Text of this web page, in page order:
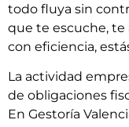
todo fluya sin
que te escuche, te
con eficiencia,
La actividad
de obligaciones
En Gestoría